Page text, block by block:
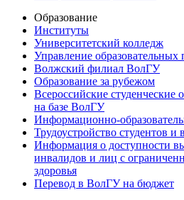
Образование
Институты
Университетский колледж
Управление образовательных
Волжский филиал ВолГУ
Образование за рубежом
Всероссийские
на базе ВолГУ
Информационно-
Трудоустройство студентов и
Информация о доступности
инвалидов и лиц с
здоровья
Перевод в ВолГУ на бюджет